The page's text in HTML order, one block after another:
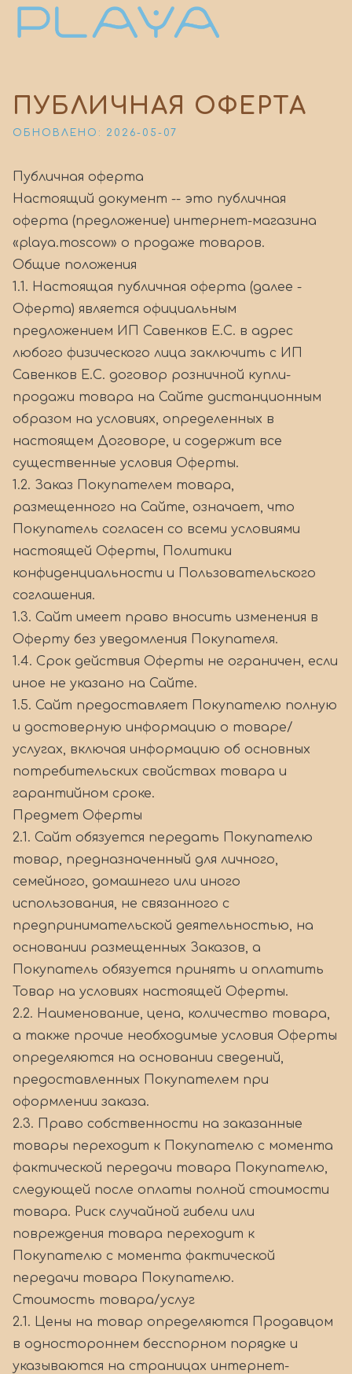
ПУБЛИЧНАЯ ОФЕРТА
ОБНОВЛЕНО: 2026-05-07
Публичная оферта
Настоящий документ -- это публичная
оферта (предложение) интернет-магазина
«playa.moscow» о продаже товаров.
Общие положения
1.1. Настоящая публичная оферта (далее -
Оферта) является официальным
предложением ИП Савенков Е.С. в адрес
любого физического лица заключить с ИП
Савенков Е.С. договор розничной купли-
продажи товара на Сайте дистанционным
образом на условиях, определенных в
настоящем Договоре, и содержит все
существенные условия Оферты.
1.2. Заказ Покупателем товара,
размещенного на Сайте, означает, что
Покупатель согласен со всеми условиями
настоящей Оферты, Политики
конфиденциальности и Пользовательского
соглашения.
1.3. Сайт имеет право вносить изменения в
Оферту без уведомления Покупателя.
1.4. Срок действия Оферты не ограничен, если
иное не указано на Сайте.
1.5. Сайт предоставляет Покупателю полную
и достоверную информацию о товаре/
услугах, включая информацию об основных
потребительских свойствах товара и
гарантийном сроке.
Предмет Оферты
2.1. Сайт обязуется передать Покупателю
товар, предназначенный для личного,
семейного, домашнего или иного
использования, не связанного с
предпринимательской деятельностью, на
основании размещенных Заказов, а
Покупатель обязуется принять и оплатить
Товар на условиях настоящей Оферты.
2.2. Наименование, цена, количество товара,
а также прочие необходимые условия Оферты
определяются на основании сведений,
предоставленных Покупателем при
оформлении заказа.
2.3. Право собственности на заказанные
товары переходит к Покупателю с момента
фактической передачи товара Покупателю,
следующей после оплаты полной стоимости
товара. Риск случайной гибели или
повреждения товара переходит к
Покупателю с момента фактической
передачи товара Покупателю.
Стоимость товара/услуг
2.1. Цены на товар определяются Продавцом
в одностороннем бесспорном порядке и
указываются на страницах интернет-